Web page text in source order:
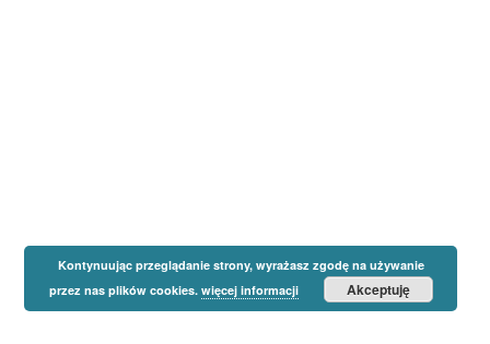
Kontynuując przeglądanie strony, wyrażasz zgodę na używanie
przez nas plików cookies. więcej informacji Akceptuję